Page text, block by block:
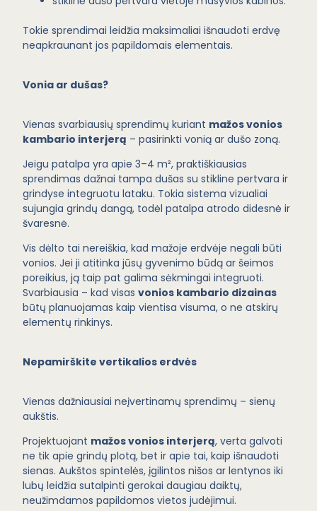
Tokie sprendimai leidžia maksimaliai išnaudoti erdvę
neapkraunant jos papildomais elementais.
Vonia ar dušas?
Vienas svarbiausių sprendimų kuriant mažos vonios
kambario interjerą – pasirinkti vonią ar dušo zoną.
Jeigu patalpa yra apie 3–4 m², praktiškiausias
sprendimas dažnai tampa dušas su stikline pertvara ir
grindyse integruotu lataku. Tokia sistema vizualiai
sujungia grindų dangą, todėl patalpa atrodo didesnė ir
švaresnė.
Vis dėlto tai nereiškia, kad mažoje erdvėje negali būti
vonios. Jei ji atitinka jūsų gyvenimo būdą ar šeimos
poreikius, ją taip pat galima sėkmingai integruoti.
Svarbiausia – kad visasvonios kambario dizainas
būtų planuojamas kaip vientisa visuma, o ne atskirų
elementų rinkinys.
Nepamirškite vertikalios erdvės
Vienas dažniausiai neįvertinamų sprendimų – sienų
aukštis.
Projektuojant mažos vonios interjerą, verta galvoti
ne tik apie grindų plotą, bet ir apie tai, kaip išnaudoti
sienas. Aukštos spintelės, įgilintos nišos ar lentynos iki
lubų leidžia sutalpinti gerokai daugiau daiktų,
neužimdamos papildomos vietos judėjimui.